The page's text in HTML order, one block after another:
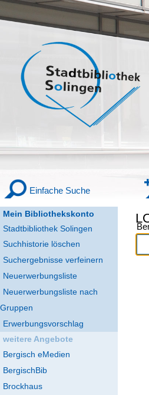
Mein Bibliothekskonto
Stadtbibliothek Solingen
Einfache Suche
Suchhistorie löschen
Suchergebnisse verfeinern
Neuerwerbungsliste
Neuerwerbungsliste nach
Gruppen
Erwerbungsvorschlag
weitere Angebote
Bergisch eMedien
BergischBib
Brockhaus